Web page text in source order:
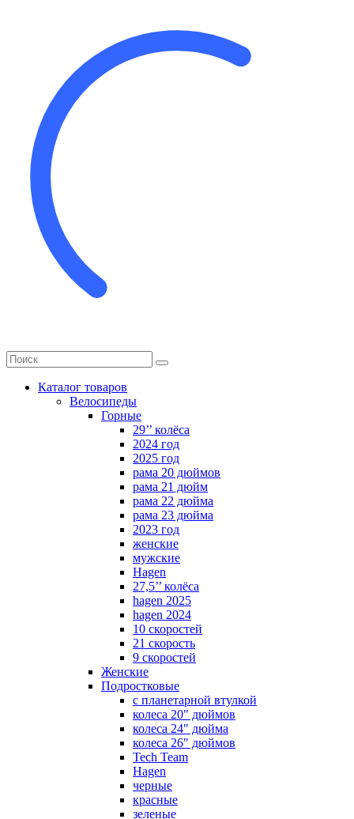
Каталог товаров
Велосипеды
Горные
29’’ колёса
2024 год
2025 год
рама 20 дюймов
рама 21 дюйм
рама 22 дюйма
рама 23 дюйма
2023 год
женские
мужские
Hagen
27,5’’ колёса
hagen 2025
hagen 2024
10 скоростей
21 скорость
9 скоростей
Женские
Подростковые
с планетарной втулкой
колеса 20" дюймов
колеса 24" дюйма
колеса 26" дюймов
Tech Team
Hagen
черные
красные
зеленые